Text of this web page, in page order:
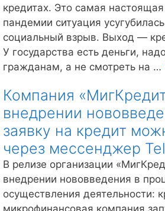
кредитах. Это самая
пандемии ситуация
социальный взрыв. Выход —
У государства есть деньги,
гражданам, а не смотреть на …
Компания
внедрении
заявку на кредит
через мессенджер
В релизе организации
внедрении нововведения в
осуществления деятельности: